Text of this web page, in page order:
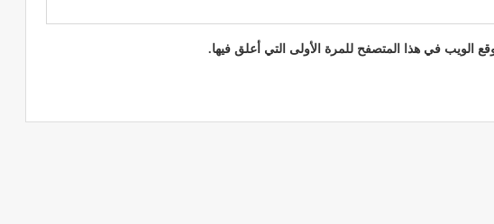
الويب في هذا المتصفح للمرة الأولى التي أعلق فيها.